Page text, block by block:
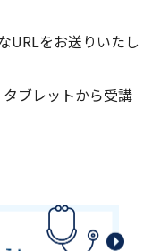
URLをお送りいたし
ブレットから受講